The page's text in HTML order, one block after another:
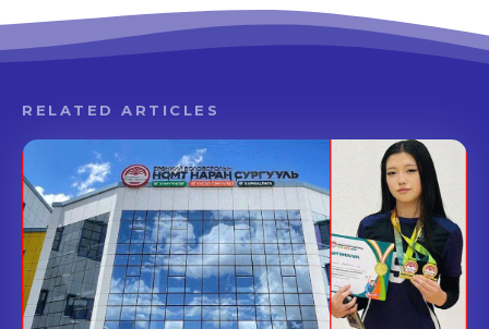
RELATED ARTICLES